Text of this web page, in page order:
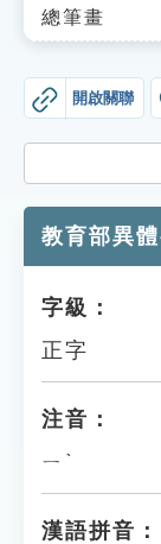
單字索引
貓頭鷹博士
總筆畫
開啟關聯
教育部異
字級：
正字
注音：
ㄧˋ
漢語拼音：